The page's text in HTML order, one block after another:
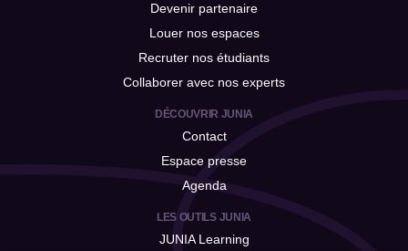
Devenir partenaire
Louer nos espaces
Recruter nos étudiants
Collaborer avec nos experts
DÉCOUVRIR JUNIA
Contact
Espace presse
Agenda
LES OUTILS JUNIA
JUNIA Learning